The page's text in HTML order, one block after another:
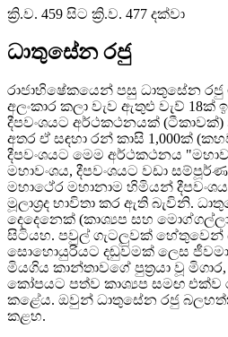
ක්‍රි.ව. 459 සිට ක්‍රි.ව. 477 දක්වා
ධාතුසේන රජු
රාජාභිෂේකයෙන් පසු ධාතුසේන
අලංකාර කලා වැව ඇතුළු වැව් 18ක්
දීපවංශයට අර්ථකථනයක්
අතර ඒ සඳහා රන් කාසි 1,000ක්
දීපවංශයට මෙම අර්ථකථනය
මහාවංශය, දීපවංශයට වඩා
මහාථේර මහානාම හිමියන්
මූලාශ්‍රද භාවිතා කර ඇති බැවිනි.
දෙදෙනෙක් (කාශ්‍යප සහ
සිටියහ. පවුල් ගැටලුවක් හේතුවෙන්
සොහොයුරියට දඬුවමක් ලෙස
මියගිය කාන්තාවගේ පුත්‍රයා වූ
කෝපයට පත්ව කාශ්‍යප සමඟ එක්ව
කළේය. ඔවුන් ධාතුසේන රජු
කළහ.